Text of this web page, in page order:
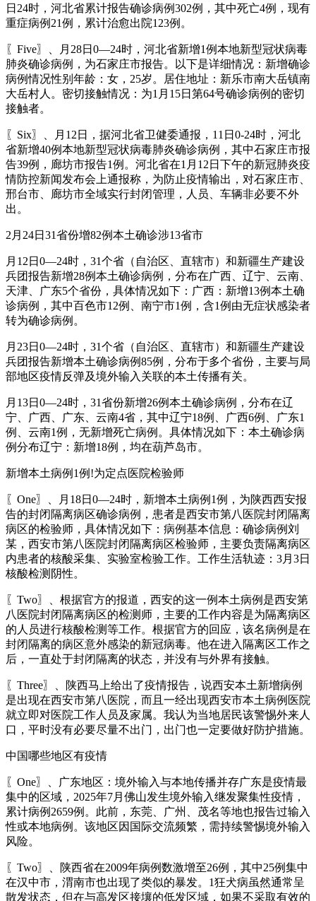
日24时，河北省累计报告确诊病例302例，其中死亡4例，现有
重症病例21例，累计治愈出院123例。
〖Five〗、月28日0—24时，河北省新增1例本地新型冠状病毒
肺炎确诊病例，为石家庄市报告。以下是详细情况：新增确诊
病例情况性别年龄：女，25岁。居住地址：新乐市南大岳镇南
大岳村人。密切接触情况：为1月15日第64号确诊病例的密切
接触者。
〖Six〗、月12日，据河北省卫健委通报，11日0-24时，河北
省新增40例本地新型冠状病毒肺炎确诊病例，其中石家庄市报
告39例，廊坊市报告1例。河北省在1月12日下午的新冠肺炎疫
情防控新闻发布会上通报称，为防止疫情输出，对石家庄市、
邢台市、廊坊市全域实行封闭管理，人员、车辆非必要不外
出。
2月24日31省份增82例本土确诊涉13省市
月12日0—24时，31个省（自治区、直辖市）和新疆生产建设
兵团报告新增28例本土确诊病例，分布在广西、辽宁、云南、
天津、广东5个省份，具体情况如下：广西：新增13例本土确
诊病例，其中百色市12例、南宁市1例，含1例由无症状感染者
转为确诊病例。
月23日0—24时，31个省（自治区、直辖市）和新疆生产建设
兵团报告新增本土确诊病例85例，分布于多个省份，主要与局
部地区疫情反弹及境外输入关联的本土传播有关。
月13日0—24时，31省份新增26例本土确诊病例，分布在辽
宁、广西、广东、云南4省，其中辽宁18例、广西6例、广东1
例、云南1例，无新增死亡病例。具体情况如下：本土确诊病
例分布辽宁：新增18例，均在葫芦岛市。
新增本土病例1例!为定点医院检验师
〖One〗、月18日0—24时，新增本土病例1例，为陕西西安报
告的封闭隔离病区确诊病例，患者是西安市第八医院封闭隔离
病区的检验师，具体情况如下：病例基本信息：确诊病例刘
某，西安市第八医院封闭隔离病区检验师，主要负责隔离病区
内患者的核酸采集、实验室检验工作。工作生活轨迹：3月3日
核酸检测阴性。
〖Two〗、根据官方的报道，西安的这一例本土病例是西安第
八医院封闭隔离病区的检测师，主要的工作内容是为隔离病区
的人员进行核酸检测等工作。根据官方的回应，该名病例是在
封闭隔离的病区意外感染的新冠病毒。他在进入隔离区工作之
后，一直处于封闭隔离的状态，并没有与外界有接触。
〖Three〗、陕西马上给出了疫情报告，说西安本土新增病例
是出现在西安市第八医院，而且一经出现西安市本土病例医院
就立即对医院工作人员及家属。我认为当地居民该警惕外来人
口，平时没有必要尽量不出门，出门也一定要做好防护措施。
中国哪些地区有疫情
〖One〗、广东地区：境外输入与本地传播并存广东是疫情最
集中的区域，2025年7月佛山发生境外输入继发聚集性疫情，
累计病例2659例。此前，东莞、广州、茂名等地也报告过输入
性或本地病例。该地区因国际交流频繁，需持续警惕境外输入
风险。
〖Two〗、陕西省在2009年病例数激增至26例，其中25例集中
在汉中市，渭南市也出现了类似的暴发。1狂犬病虽然通常呈
散发状态，但在与高发区接壤的低发区域，如果不采取有效的